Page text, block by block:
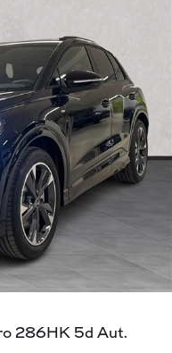
286HK 5d Aut.